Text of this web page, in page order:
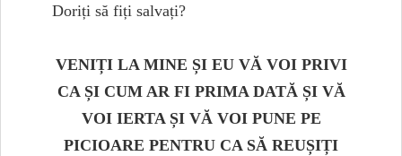
Doriți să fiți salvați?
VENIȚI LA MINE ȘI EU VĂ VOI PRIVI
CA ȘI CUM AR FI PRIMA DATĂ ȘI VĂ
VOI IERTA ȘI VĂ VOI PUNE PE
PICIOARE PENTRU CA SĂ REUȘIȚI